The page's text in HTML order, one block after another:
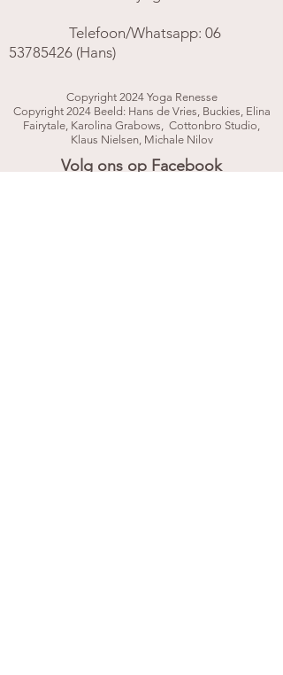
Telefoon/Whatsapp: 06
53785426 (Hans)
Copyright 2024 Yoga Renesse
Copyright 2024 Beeld: Hans de Vries, Buckies, Elina
Fairytale, Karolina Grabows, Cottonbro Studio,
Klaus Nielsen, Michale Nilov
Volg ons op Facebook